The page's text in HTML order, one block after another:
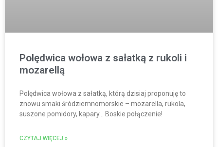
Polędwica wołowa z sałatką z rukoli i
mozarellą
Polędwica wołowa z sałatką, którą dzisiaj proponuję to
znowu smaki śródziemnomorskie – mozarella, rukola,
suszone pomidory, kapary… Boskie połączenie!
CZYTAJ WIĘCEJ »